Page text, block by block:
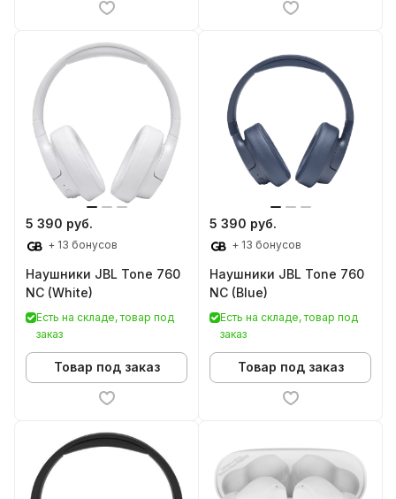
5 390 руб.
+ 13 бонусов
Наушники JBL Tone 760
NC (White)
Есть на складе, товар под
заказ
Товар под заказ
5 390 руб.
+ 13 бонусов
Наушники JBL Tone 760
NC (Blue)
Есть на складе, товар под
заказ
Товар под заказ